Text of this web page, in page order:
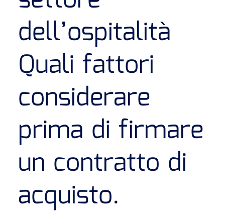
dell’ospitalità
Quali fattori
considerare
prima di firmare
un contratto di
acquisto.